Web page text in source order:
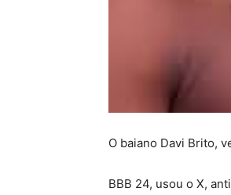
O baiano Davi Brito,
BBB 24, usou o X,